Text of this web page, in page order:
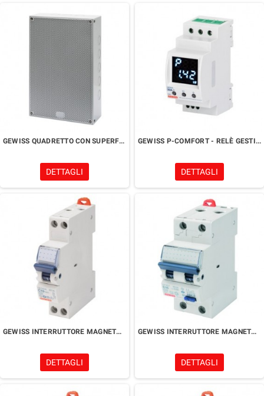
GEWISS QUADRETTO CON SUPERFICIE LISCIA ED ALVEOLARE 300X200X60
DETTAGLI
GEWISS P-COMFORT - RELÈ GESTIONE CARICHI - VERSIONE FILARE
DETTAGLI
GEWISS INTERRUTTORE MAGNETOTERMICO COMPATTO 1 MODULO
DETTAGLI
GEWISS INTERRUTTORE MAGNETOTERMICO DIFFERENZIALE 2 MODULI
DETTAGLI